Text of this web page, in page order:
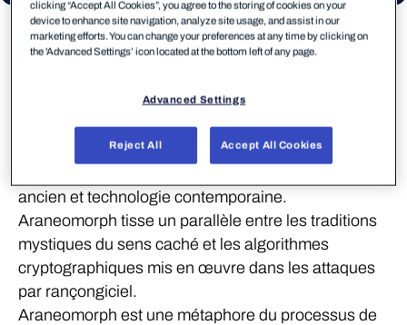
À propos del’artiste
Artiste
ancien et technologie contemporaine.
Araneomorph tisse un parallèle entre les traditions
mystiques du sens caché et les algorithmes
cryptographiques mis en œuvre dans les attaques
par rançongiciel.
Araneomorph est une métaphore du processus de
clicking “Accept All Cookies”, you agree to the storing of cookies on your
device to enhance site navigation, analyze site usage, and assist in our
marketing efforts. You can change your preferences at any time by clicking on
the 'Advanced Settings’ icon located at the bottom left of any page.
Advanced Settings
Reject All Accept All Cookies